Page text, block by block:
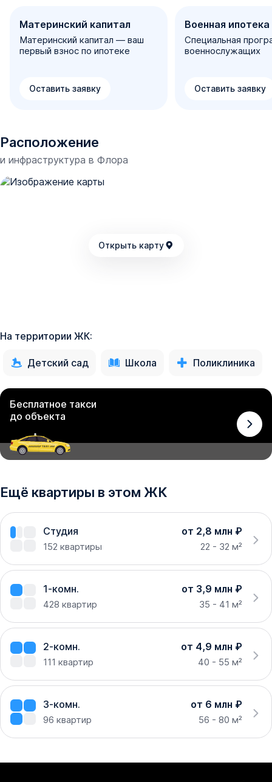
Материнский капитал
Материнский капитал — ваш
первый взнос по ипотеке
Оставить заявку
Военная ипотека
Специальная
военнослужащих
Оставить заявку
Расположение
и инфраструктура в Флора
Открыть карту
На территории ЖК:
Детский сад Школа Поликлиника
Бесплатное такси
до объекта
Ещё квартиры в этом ЖК
Студия от 2,8 млн ₽
152 квартиры 22 - 32 м²
1-комн. от 3,9 млн ₽
428 квартир 35 - 41 м²
2-комн. от 4,9 млн ₽
111 квартир 40 - 55 м²
3-комн. от 6 млн ₽
96 квартир 56 - 80 м²